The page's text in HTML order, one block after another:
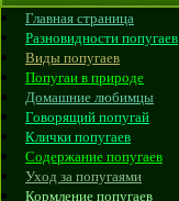
Главная страница
Разновидности попугаев
Виды попугаев
Попугаи в природе
Домашние любимцы
Говорящий попугай
Клички попугаев
Содержание попугаев
Уход за попугаями
Кормление попугаев